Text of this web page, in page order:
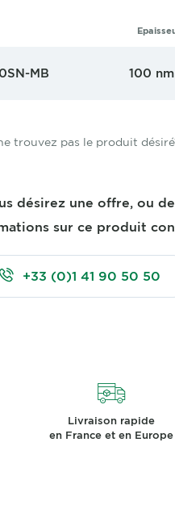
MB 100 nm
trouvez pas le produit
désirez une offre, ou
sur ce produit
+33 (0)1 41 90 50 50
Livraison rapide
en France et en Europe